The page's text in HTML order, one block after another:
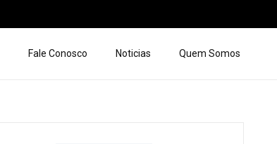
Fale Conosco Noticias Quem Somos